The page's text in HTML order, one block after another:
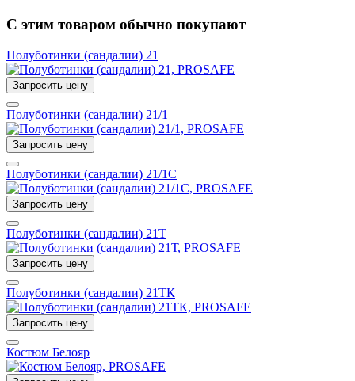
С этим товаром обычно покупают
Полуботинки (сандалии) 21
Запросить цену
Полуботинки (сандалии) 21/1
Запросить цену
Полуботинки (сандалии) 21/1С
Запросить цену
Полуботинки (сандалии) 21Т
Запросить цену
Полуботинки (сандалии) 21ТК
Запросить цену
Костюм Белояр